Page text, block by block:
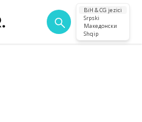
BiH & CG jezici
Srpski
Македонски
Shqip